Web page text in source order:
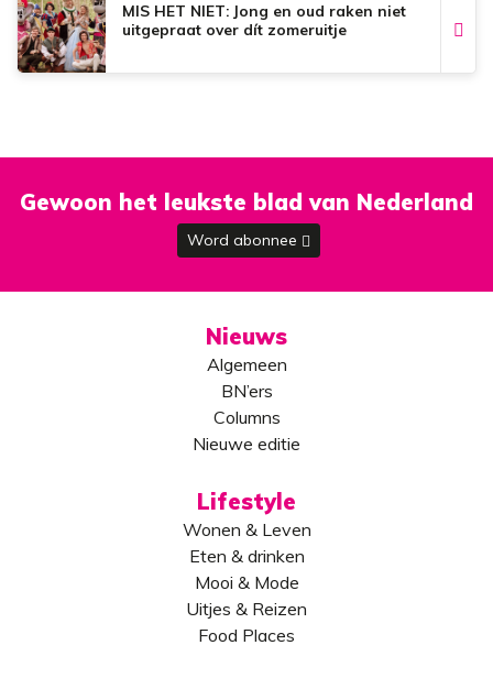
MIS HET NIET: Jong en oud raken niet
uitgepraat over dít zomeruitje
Gewoon het leukste blad van Nederland
Word abonnee
Nieuws
Algemeen
BN’ers
Columns
Nieuwe editie
Lifestyle
Wonen & Leven
Eten & drinken
Mooi & Mode
Uitjes & Reizen
Food Places